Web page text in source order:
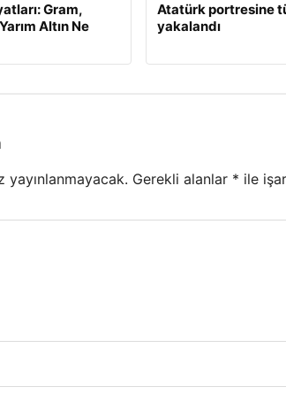
Gram,
Altın Ne
Atatürk portresine
yakalandı
yayınlanmayacak. Gerekli alanlar * ile